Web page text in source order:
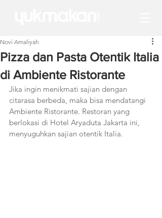
Pizza dan Pasta Otentik Italia
di Ambiente Ristorante
Novi Amaliyah
Jika ingin menikmati sajian dengan
citarasa berbeda, maka bisa mendatangi
Ambiente Ristorante. Restoran yang
berlokasi di Hotel Aryaduta Jakarta ini,
menyuguhkan sajian otentik Italia.